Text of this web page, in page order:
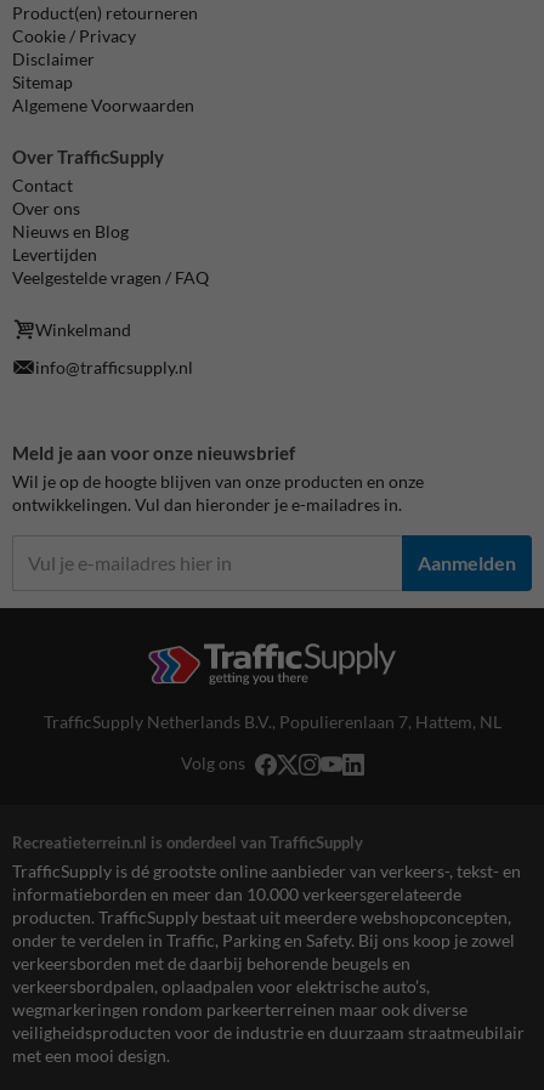
Product(en) retourneren
Cookie / Privacy
Disclaimer
Sitemap
Algemene Voorwaarden
Over TrafficSupply
Contact
Over ons
Nieuws en Blog
Levertijden
Veelgestelde vragen / FAQ
Winkelmand
info@trafficsupply.nl
Meld je aan voor onze nieuwsbrief
Wil je op de hoogte blijven van onze producten en onze
ontwikkelingen. Vul dan hieronder je e-mailadres in.
Aanmelden
TrafficSupply Netherlands B.V., Populierenlaan 7, Hattem, NL
Volg ons
Recreatieterrein.nl is onderdeel van TrafficSupply
TrafficSupply is dé grootste online aanbieder van verkeers-, tekst- en
informatieborden en meer dan 10.000 verkeersgerelateerde
producten. TrafficSupply bestaat uit meerdere webshopconcepten,
onder te verdelen in Traffic, Parking en Safety. Bij ons koop je zowel
verkeersborden met de daarbij behorende beugels en
verkeersbordpalen, oplaadpalen voor elektrische auto’s,
wegmarkeringen rondom parkeerterreinen maar ook diverse
veiligheidsproducten voor de industrie en duurzaam straatmeubilair
met een mooi design.